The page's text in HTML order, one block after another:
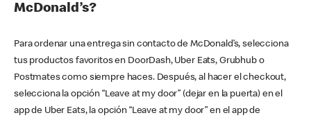
McDonald’s?
Para ordenar una entrega sin contacto de McDonald’s, selecciona
tus productos favoritos en DoorDash, Uber Eats, Grubhub o
Postmates como siempre haces. Después, al hacer el checkout,
selecciona la opción “Leave at my door” (dejar en la puerta) en el
app de Uber Eats, la opción “Leave at my door” en el app de